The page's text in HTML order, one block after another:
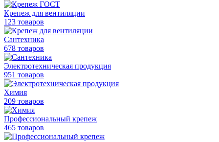
Крепеж для вентиляции
123 товаров
Сантехника
678 товаров
Электротехническая продукция
951 товаров
Химия
209 товаров
Профессиональный крепеж
465 товаров